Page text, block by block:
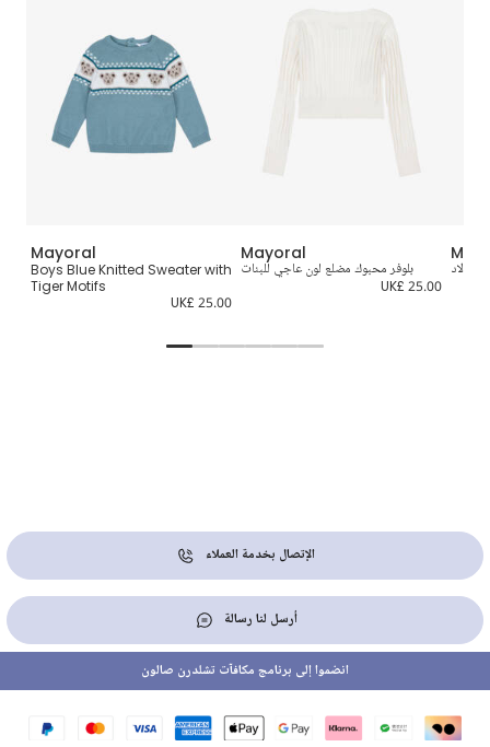
Mayoral
Boys Blue Knitted Sweater with
Tiger Motifs
UK£ 25.00
Mayoral
بلوفر محبوك مضلع لون عاجي للبنات
UK£ 25.00
الإتصال بخدمة العملاء
أرسل لنا رسالة
انضموا إلى برنامج مكافآت تشلدرن صالون